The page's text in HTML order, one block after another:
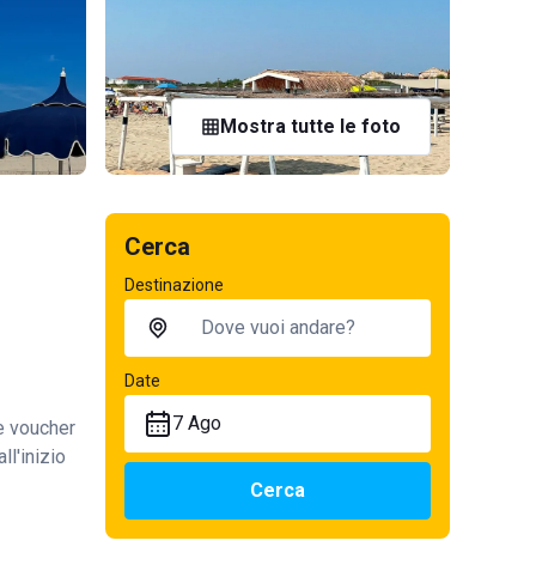
Mostra tutte le foto
voucher
Cerca
Destinazione
Date
7 Ago
Cerca